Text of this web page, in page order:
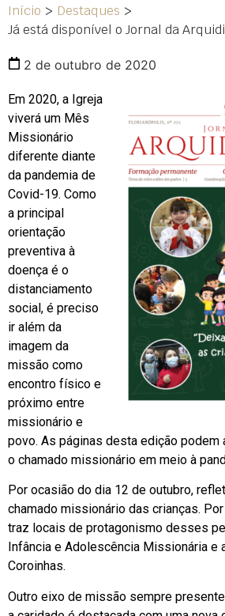
Início > Destaques >
Já está disponível o Jornal da
2 de outubro de 2020
Em 2020, a Igreja
viverá um Mês
Missionário
diferente diante
da pandemia de
Covid-19. Como
a principal
orientação
preventiva à
doença é o
distanciamento
social, é preciso
ir além da
imagem da
missão como
encontro físico e
próximo entre
missionário e
povo. As páginas desta edição podem
o chamado missionário em meio à
Por ocasião do dia 12 de outubro,
chamado missionário das crianças.
traz locais de protagonismo desses
Infância e Adolescência Missionária e
Coroinhas.
Outro eixo de missão sempre